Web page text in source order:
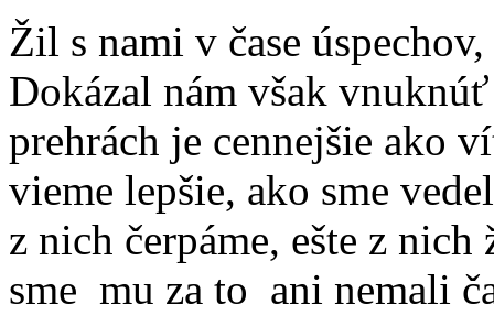
Žil s nami v čase
Dokázal nám však
prehrách je cennejšie ako
vieme lepšie, ako sme
z nich čerpáme, ešte z
sme mu za to ani nemali